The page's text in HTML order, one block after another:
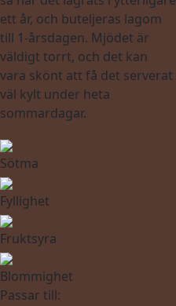
ett år, och buteljeras lagom
till 1-årsdagen. Mjödet är
väldigt torrt, och det kan
vara skönt att få det serverat
väl kylt under heta
sommardagar.
Sötma
Fyllighet
Fruktsyra
Blommighet
Passar till: